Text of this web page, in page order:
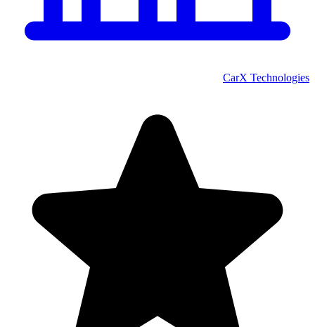
CarX Technologies